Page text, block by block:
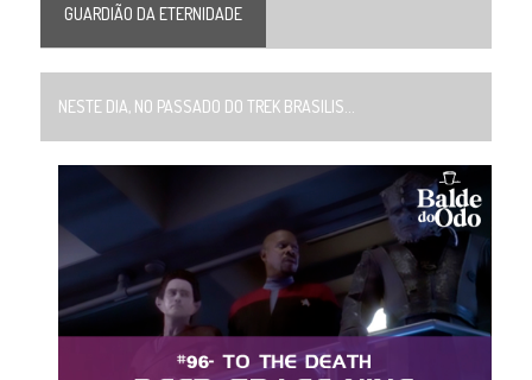
GUARDIÃO DA ETERNIDADE
NESTE DIA, NO PASSADO DO TREK BRASILIS...